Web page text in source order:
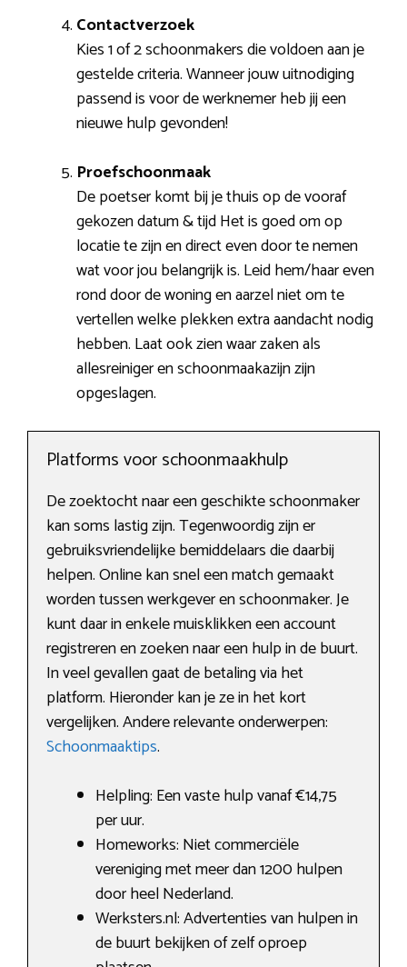
Contactverzoek
Kies 1 of 2 schoonmakers die voldoen aan je
gestelde criteria. Wanneer jouw uitnodiging
passend is voor de werknemer heb jij een
nieuwe hulp gevonden!
Proefschoonmaak
De poetser komt bij je thuis op de vooraf
gekozen datum & tijd Het is goed om op
locatie te zijn en direct even door te nemen
wat voor jou belangrijk is. Leid hem/haar even
rond door de woning en aarzel niet om te
vertellen welke plekken extra aandacht nodig
hebben. Laat ook zien waar zaken als
allesreiniger en schoonmaakazijn zijn
opgeslagen.
Platforms voor schoonmaakhulp
De zoektocht naar een geschikte schoonmaker
kan soms lastig zijn. Tegenwoordig zijn er
gebruiksvriendelijke bemiddelaars die daarbij
helpen. Online kan snel een match gemaakt
worden tussen werkgever en schoonmaker. Je
kunt daar in enkele muisklikken een account
registreren en zoeken naar een hulp in de buurt.
In veel gevallen gaat de betaling via het
platform. Hieronder kan je ze in het kort
vergelijken. Andere relevante onderwerpen:
Schoonmaaktips.
Helpling: Een vaste hulp vanaf €14,75
per uur.
Homeworks: Niet commerciële
vereniging met meer dan 1200 hulpen
door heel Nederland.
Werksters.nl: Advertenties van hulpen in
de buurt bekijken of zelf oproep